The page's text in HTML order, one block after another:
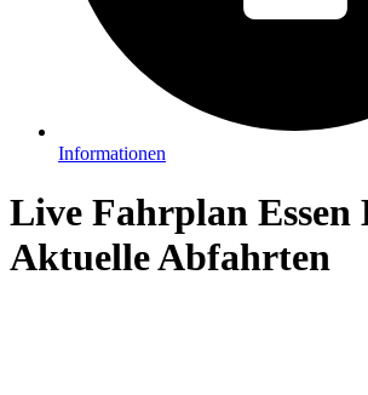
Informationen
Live Fahrplan Essen
Aktuelle Abfahrten